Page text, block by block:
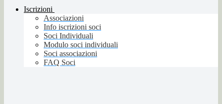
Iscrizioni
Associazioni
Info iscrizioni soci
Soci Individuali
Modulo soci individuali
Soci associazioni
FAQ Soci